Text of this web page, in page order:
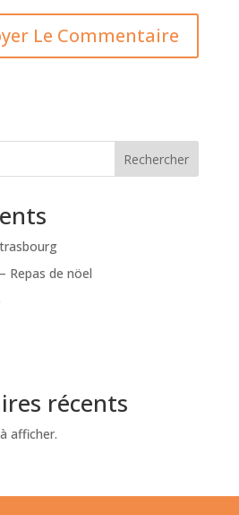
Rechercher
Repas de nöel
récents
afficher.